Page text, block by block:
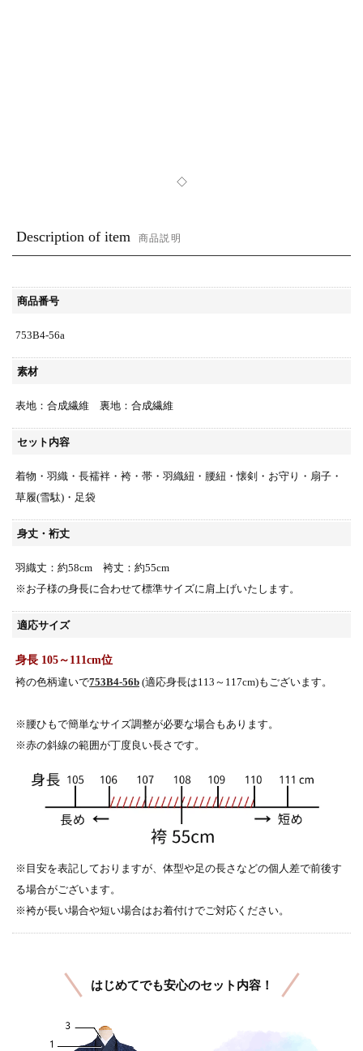
◇
Description of item 商品説明
商品番号
753B4-56a
素材
表地：合成繊維 裏地：合成繊維
セット内容
着物・羽織・長襦袢・袴・帯・羽織紐・腰紐・懐剣・お守り・扇子・
草履(雪駄)・足袋
身丈・裄丈
羽織丈：約58cm 袴丈：約55cm
※お子様の身長に合わせて標準サイズに肩上げいたします。
適応サイズ
身長 105～111cm位
袴の色柄違いで753B4-56b (適応身長は113～117cm)もございます。
※腰ひもで簡単なサイズ調整が必要な場合もあります。
※赤の斜線の範囲が丁度良い長さです。
※目安を表記しておりますが、体型や足の長さなどの個人差で前後す
る場合がございます。
※袴が長い場合や短い場合はお着付けでご対応ください。
はじめてでも安心のセット内容！